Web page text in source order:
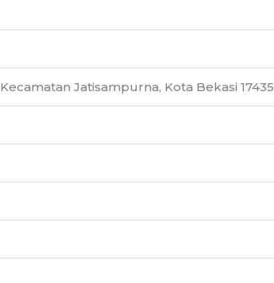
Jatisampurna, Kota Bekasi 17435